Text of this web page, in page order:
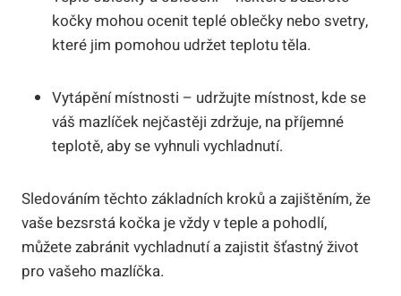
kočky mohou ocenit teplé oblečky nebo svetry,
které jim pomohou udržet teplotu těla.
Vytápění místnosti – udržujte místnost, kde se
váš mazlíček nejčastěji zdržuje, na příjemné
teplotě, aby se vyhnuli vychladnutí.
Sledováním těchto základních kroků a zajištěním, že
vaše bezsrstá kočka je vždy v teple a pohodlí,
můžete zabránit vychladnutí a zajistit šťastný život
pro vašeho mazlíčka.